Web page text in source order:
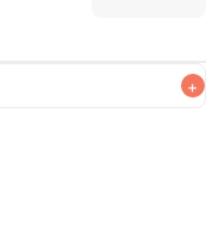
+
べくお早めにお召